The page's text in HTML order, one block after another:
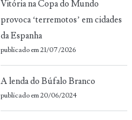
Vitória na Copa do Mundo
provoca ‘terremotos’ em cidades
da Espanha
publicado em 21/07/2026
A lenda do Búfalo Branco
publicado em 20/06/2024